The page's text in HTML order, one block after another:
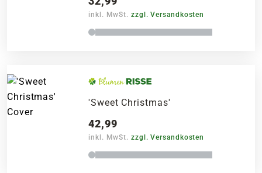
inkl. MwSt. zzgl. Versandkosten
'Sweet Christmas'
42,99
inkl. MwSt. zzgl. Versandkosten